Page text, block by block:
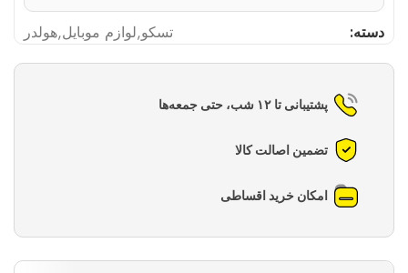
دسته: تسکو,لوازم موبایل,هولدر
پشتیبانی تا ۱۲ شب، حتی جمعه‌ها
تضمین اصالت کالا
امکان خرید اقساطی